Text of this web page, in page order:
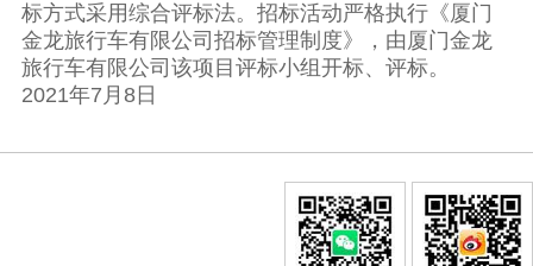
标方式采用综合评标法。招标活动严格执行《厦门
金龙旅行车有限公司招标管理制度》，由厦门金龙
旅行车有限公司该项目评标小组开标、评标。
2021年7月8日